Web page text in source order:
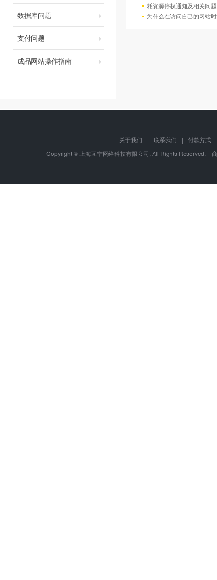
数据库问题
支付问题
成品网站操作指南
耗资源停权通知及相关问
为什么在访问自己的网站
关于我们 | 联系我们 | 付款方式
|
Copyright © 上海互宁网络科技有限公司, All Rights Reserved.